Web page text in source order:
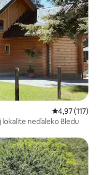
Priemerné
4,97 (117)
neďaleko Bledu